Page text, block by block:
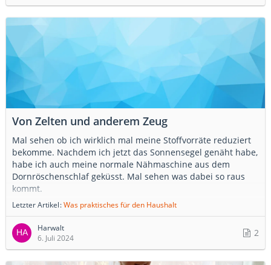
Von Zelten und anderem Zeug
Mal sehen ob ich wirklich mal meine Stoffvorräte reduziert
bekomme. Nachdem ich jetzt das Sonnensegel genäht habe,
habe ich auch meine normale Nähmaschine aus dem
Dornröschenschlaf geküsst. Mal sehen was dabei so raus
kommt.
Letzter Artikel Was praktisches für den Haushalt
Harwalt
6. Juli 2024
2